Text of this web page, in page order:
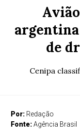
de
Cenipa
Por: Redação
Fonte:Agência Brasil